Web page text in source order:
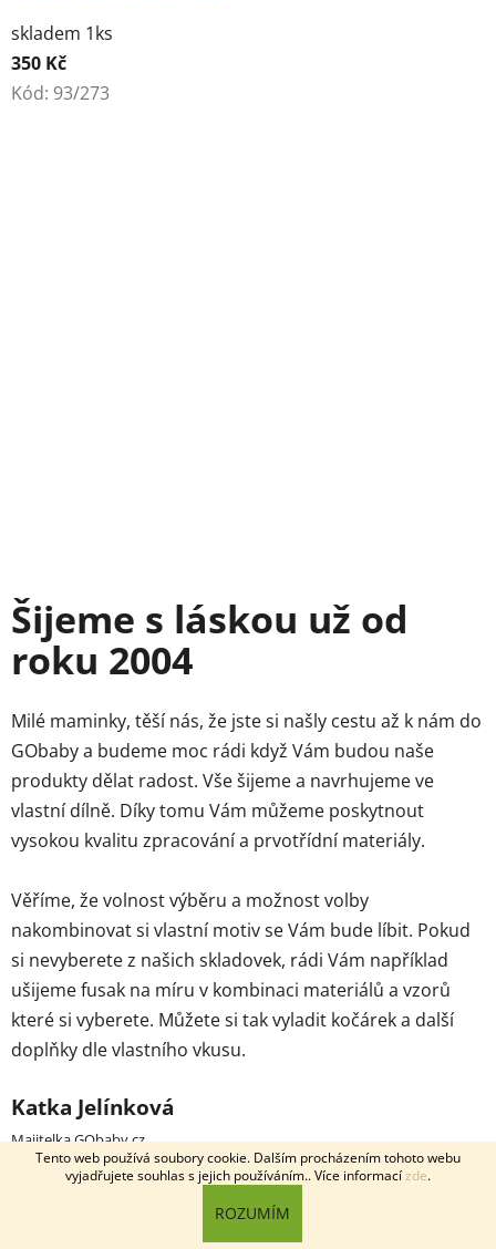
Tento web používá soubory cookie. Dalším procházením tohoto webu
vyjadřujete souhlas s jejich používáním.. Více informacízde.
ROZUMÍM
skladem 1ks
350 Kč
Kód: 93/273
Šijeme s láskou už od
roku 2004
Milé maminky, těší nás, že jste si našly cestu až k nám do
GObaby a budeme moc rádi když Vám budou naše
produkty dělat radost. Vše šijeme a navrhujeme ve
vlastní dílně. Díky tomu Vám můžeme poskytnout
vysokou kvalitu zpracování a prvotřídní materiály.
Věříme, že volnost výběru a možnost volby
nakombinovat si vlastní motiv se Vám bude líbit. Pokud
si nevyberete z našich skladovek, rádi Vám například
ušijeme fusak na míru v kombinaci materiálů a vzorů
které si vyberete. Můžete si tak vyladit kočárek a další
doplňky dle vlastního vkusu.
Katka Jelínková
Majitelka GObaby.cz